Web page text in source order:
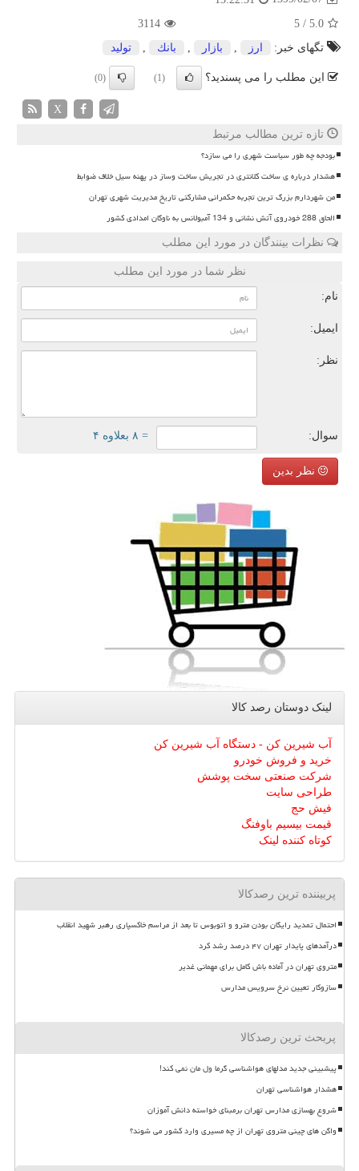
5.0
/
5
3114
تگهای خبر:
ارز بازار بانك تولید
این مطلب را می پسندید؟ (1)
(0)
X
تازه ترین مطالب مرتبط
بودجه چه طور سیاست شهری را می سازد؟
هشدار درباره ی ساخت کلانتری در تجریش ساخت وساز در پهنه سیل خلاف ضوابط
من شهردارم بزرگ ترین تجربه حکمرانی مشارکتی تاریخ مدیریت شهری تهران
الحاق 288 خودروی آتش نشانی و 134 آمبولانس به ناوگان امدادی کشور
نظرات بینندگان در مورد این مطلب
نظر شما در مورد این مطلب
نام:
ایمیل:
نظر:
سوال: = ۸ بعلاوه ۴
نظر بدین
لینک دوستان رصد كالا
آب شیرین کن - دستگاه آب شیرین کن
خرید و فروش خودرو
شرکت صنعتی سخت پوشش
طراحی سایت
فیش حج
قیمت بیسیم باوفنگ
کوتاه کننده لینک
پربیننده ترین رصدکالا
احتمال تمدید رایگان بودن مترو و اتوبوس تا بعد از مراسم خاکسپاری رهبر شهید انقلاب
درآمدهای پایدار تهران ۴۷ درصد رشد کرد
متروی تهران در آماده باش کامل برای مهمانی غدیر
سازوکار تعیین نرخ سرویس مدارس
پربحث ترین رصدکالا
پیشبینی جدید مدلهای هواشناسی گرما ول مان نمی کند!
هشدار هواشناسی تهران
شروع بهسازی مدارس تهران برمبنای خواسته دانش آموزان
واگن های چینی متروی تهران از چه مسیری وارد کشور می شوند؟